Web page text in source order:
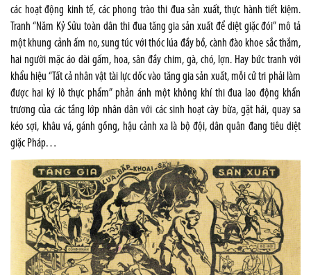
các hoạt động kinh tế, các phong trào thi đua sản xuất, thực hành tiết kiệm.
Tranh “Năm Kỷ Sửu toàn dân thi đua tăng gia sản xuất để diệt giặc đói” mô tả
một khung cảnh ấm no, sung túc với thóc lúa đầy bồ, cành đào khoe sắc thắm,
hai người mặc áo dài gấm, hoa, sân đầy chim, gà, chó, lợn. Hay bức tranh với
khẩu hiệu “Tất cả nhân vật tài lực dốc vào tăng gia sản xuất, mỗi cử tri phải làm
được hai ký lô thực phẩm” phản ánh một không khí thi đua lao động khẩn
trương của các tầng lớp nhân dân với các sinh hoạt cày bừa, gặt hái, quay sa
kéo sợi, khâu vá, gánh gồng, hậu cảnh xa là bộ đội, dân quân đang tiêu diệt
giặc Pháp…